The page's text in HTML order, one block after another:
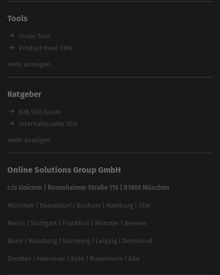
Enterprise SEO Agentur
Workshops
Tools
Unser Tool
Product-Feed-CMS
Website Analyse
Backlink-Check
Ladezeiten-Check
Brand Protection Tool
Website SEO Check
feed2content.ai
mehr anzeigen
Ratgeber
B2B SEO Guide
Internationales SEO
eCommerce SEO
In ChatGPT gefunden werden
Linkbuilding 2025
Local SEO
SEO für Online Shops
Brand Monitoring 2025
mehr anzeigen
Online Solutions Group GmbH
c/o Unicorn | Rosenheimer Straße 116 | 81669 München
München Düsseldorf| Bochum Hamburg Ulm
Berlin Stuttgart Frankfurt Münster Bremen
Bonn Würzburg Nürnberg Leipzig Dortmund
Dresden Hannover Köln Rosenheim Alle